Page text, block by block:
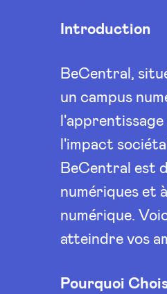
Introduction
BeCentral,
un campus
l'impact
BeCentral est
numériques et
numérique.
atteindre vos
Pourquoi